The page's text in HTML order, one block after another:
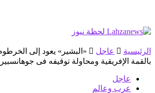
الرئيسية عاجل
«البشير» يعود إلى
بالقمة الإفريقية ومحاولة توقيفه فى
عاجل
عرب وعالم